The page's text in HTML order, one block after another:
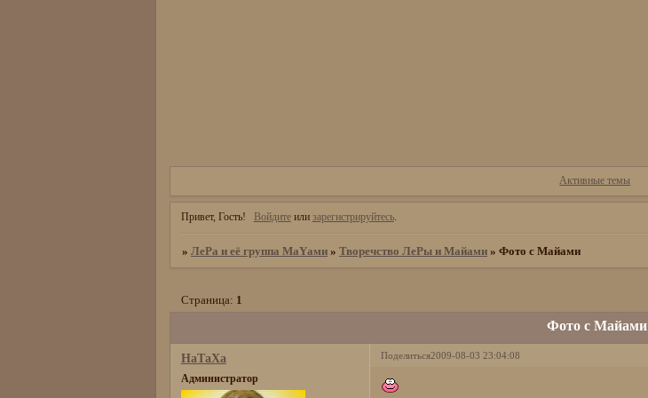
Активные темы
Привет, Гость! Войдитеили зарегистрируйтесь.
» ЛеРа и её группа МаYами » Творечство ЛеРы и Майами » Фото с Майами
Фото с Майами
Страница: 1
Поделиться2009-08-03 23:04:08
НаТаХа
Администратор